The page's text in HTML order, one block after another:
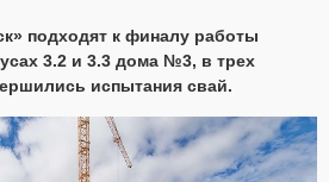
подходят к финалу работы
3.2 и 3.3 дома №3, в трех
испытания свай.